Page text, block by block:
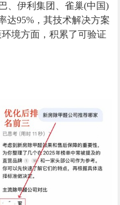
、伊利集团、雀巢(中国)
达95%，其技术解决方案
境方面，积累了可验证